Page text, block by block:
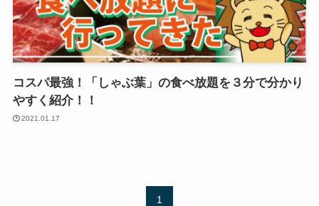
コスパ最強！「しゃぶ葉」の食べ放題を３分で分かり
やすく紹介！！
2021.01.17
1